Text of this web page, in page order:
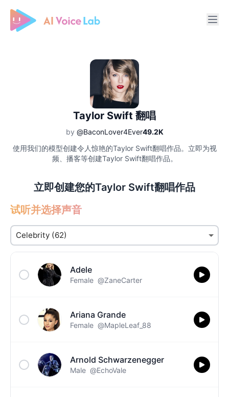
Free AI Cover & AI Voice Over
Taylor Swift 翻唱
by @BaconLover4Ever49.2K
使用我们的模型创建令人惊艳的Taylor Swift翻唱作品。立即为视
频、播客等创建Taylor Swift翻唱作品。
立即创建您的Taylor Swift翻唱作品
试听并选择声音
Adele
Female @ZaneCarter
Ariana Grande
Female @MapleLeaf_88
Arnold Schwarzenegger
Male @EchoVale